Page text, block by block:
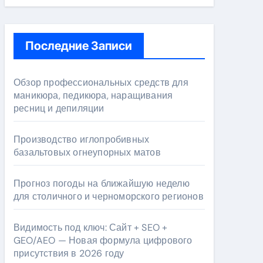
Последние Записи
Обзор профессиональных средств для
маникюра, педикюра, наращивания
ресниц и депиляции
Производство иглопробивных
базальтовых огнеупорных матов
Прогноз погоды на ближайшую неделю
для столичного и черноморского регионов
Видимость под ключ: Сайт + SEO +
GEO/AEO — Новая формула цифрового
присутствия в 2026 году